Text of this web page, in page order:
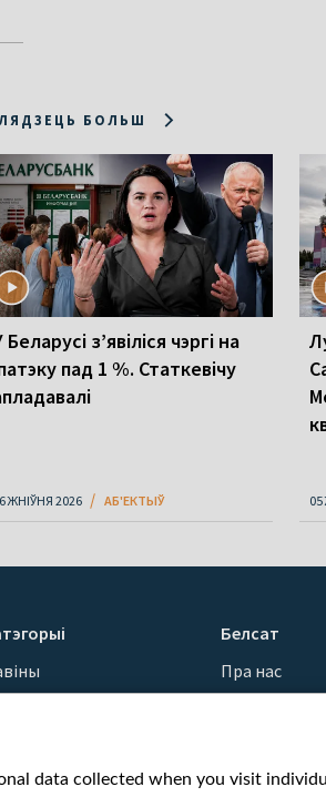
БОЛЬШ
Беларусі з’явіліся чэргі на
пад 1 %. Статкевічу
ЖНІЎНЯ 2026 АБ'ЕКТЫЎ
Белсат
Пра нас
Кантакты
Як нас
data collected when you visit